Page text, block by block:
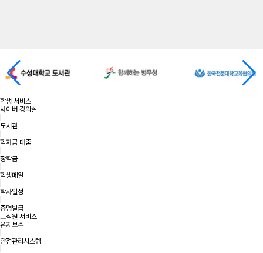
학생 서비스
사이버 강의실
도서관
학자금 대출
장학금
학생메일
학사일정
증명발급
교직원 서비스
유지보수
안전관리시스템